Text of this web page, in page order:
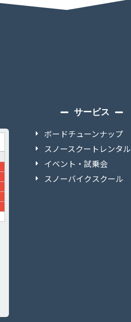
サービス
ボードチューンナップ
スノースクートレンタル
イベント・試乗会
スノーバイクスクール